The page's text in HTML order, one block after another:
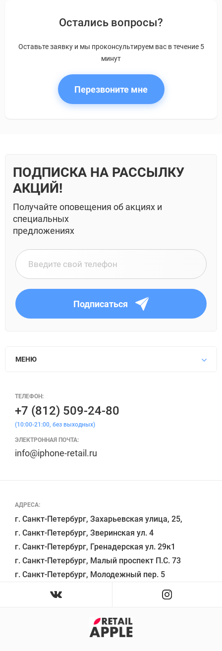
Остались вопросы?
Оставьте заявку и мы проконсультируем вас в течение 5
минут
Перезвоните мне
ПОДПИСКА НА РАССЫЛКУ
АКЦИЙ!
Получайте оповещения об акциях и
специальных
предложениях
Подписаться
МЕНЮ
АДРЕСА:
г. Санкт-Петербург, Захарьевская улица, 25,
г. Санкт-Петербург, Зверинская ул. 4
г. Санкт-Петербург, Гренадерская ул. 29к1
г. Санкт-Петербург, Малый проспект П.С. 73
ТЕЛЕФОН:
+7 (812) 509-24-80
(10:00-21:00, без выходных)
ЭЛЕКТРОННАЯ ПОЧТА:
info@iphone-retail.ru